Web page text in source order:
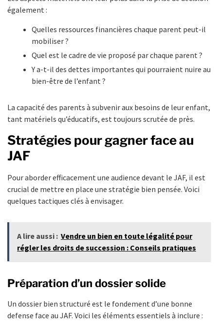
également :
Quelles ressources financières chaque parent peut-il
mobiliser ?
Quel est le cadre de vie proposé par chaque parent ?
Y a-t-il des dettes importantes qui pourraient nuire au
bien-être de l’enfant ?
La capacité des parents à subvenir aux besoins de leur enfant,
tant matériels qu’éducatifs, est toujours scrutée de près.
Stratégies pour gagner face au
JAF
Pour aborder efficacement une audience devant le JAF, il est
crucial de mettre en place une stratégie bien pensée. Voici
quelques tactiques clés à envisager.
A lire aussi : Vendre un bien en toute légalité pour
régler les droits de succession : Conseils pratiques
Préparation d’un dossier solide
Un dossier bien structuré est le fondement d’une bonne
defense face au JAF. Voici les éléments essentiels à inclure :